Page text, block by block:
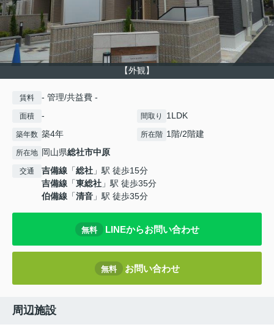
【外観】
賃料 - 管理/共益費 -
面積 - 間取り 1LDK
築年数 築4年 所在階 1階/2階建
所在地 岡山県総社市中原
交通 吉備線 「総社 」駅 徒歩15分
吉備線 「東総社 」駅 徒歩35分
伯備線 「清音 」駅 徒歩35分
無料 LINEからお問い合わせ
無料 お問い合わせ
周辺施設